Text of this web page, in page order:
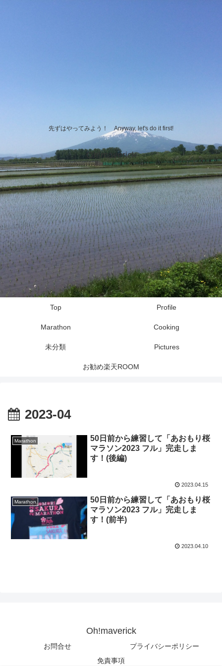
先ずはやってみよう！ Anyway, let's do it first!
Oh!maverick
Top Profile
Marathon Cooking
未分類 Pictures
お勧め楽天ROOM
2023-04
Marathon
50日前から練習して「あおもり桜
マラソン2023 フル」完走しま
す！(後編)
2023.04.15
Marathon
50日前から練習して「あおもり桜
マラソン2023 フル」完走しま
す！(前半)
2023.04.10
Oh!maverick
お問合せ
プライバシーポリシー
免責事項